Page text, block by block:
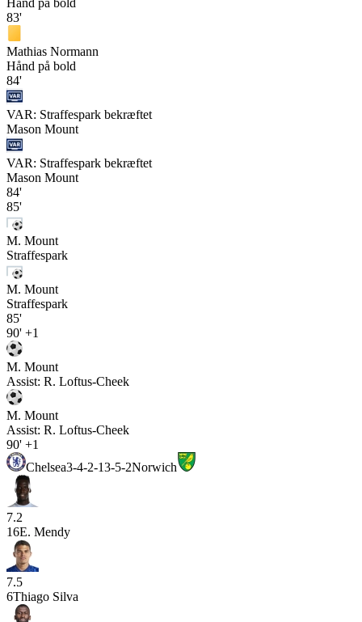
Hånd på bold
83'
Mathias Normann
Hånd på bold
84'
VAR: Straffespark bekræftet
Mason Mount
VAR: Straffespark bekræftet
Mason Mount
84'
85'
M. Mount
Straffespark
M. Mount
Straffespark
85'
90' +1
M. Mount
Assist: R. Loftus-Cheek
M. Mount
Assist: R. Loftus-Cheek
90' +1
Chelsea3-4-2-13-5-2Norwich
7.2
16E. Mendy
7.5
6Thiago Silva